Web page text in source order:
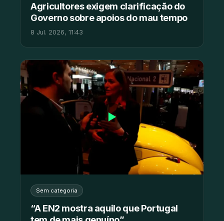
Agricultores exigem clarificação do
Governo sobre apoios do mau tempo
8 Jul. 2026, 11:43
▶
Sem categoria
“A EN2 mostra aquilo que Portugal